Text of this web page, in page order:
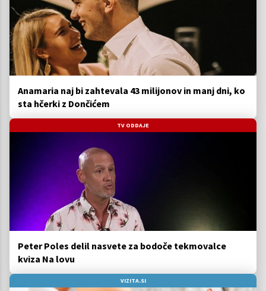
Anamaria naj bi zahtevala 43 milijonov in manj dni, ko
sta hčerki z Dončićem
TV ODDAJE
Peter Poles delil nasvete za bodoče tekmovalce
kviza Na lovu
VIZITA.SI